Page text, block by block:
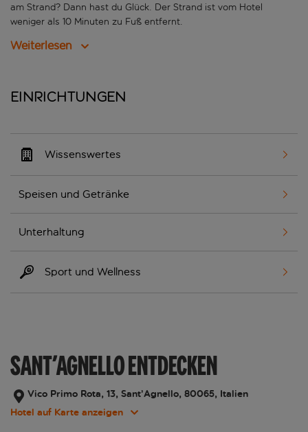
am Strand? Dann hast du Glück. Der Strand ist vom Hotel
weniger als 10 Minuten zu Fuß entfernt.
Weiterlesen
Einrichtungen
Wissenswertes
Speisen und Getränke
Unterhaltung
Sport und Wellness
SANT’AGNELLO ENTDECKEN
Vico Primo Rota, 13, Sant’Agnello, 80065, Italien
Hotel auf Karte anzeigen